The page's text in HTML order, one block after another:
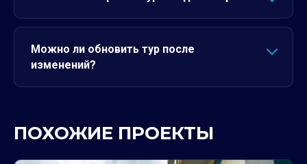
Можно ли обновить тур после
изменений?
ПОХОЖИЕ ПРОЕКТЫ